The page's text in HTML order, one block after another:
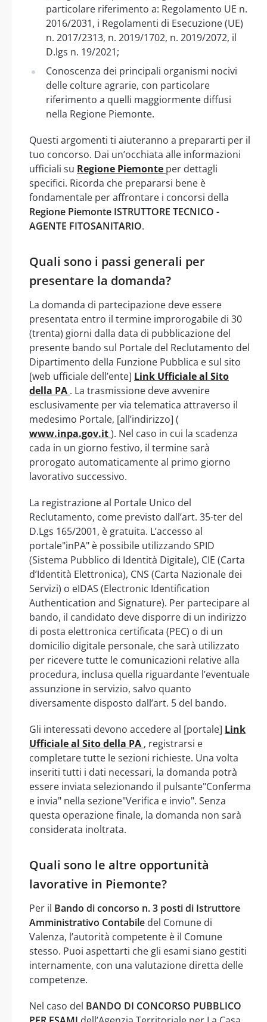
particolare riferimento a: Regolamento UE n.
2016/2031, i Regolamenti di Esecuzione (UE)
n. 2017/2313, n. 2019/1702, n. 2019/2072, il
D.lgs n. 19/2021;
Conoscenza dei principali organismi nocivi
delle colture agrarie, con particolare
riferimento a quelli maggiormente diffusi
nella Regione Piemonte.
Questi argomenti ti aiuteranno a prepararti per il
tuo concorso. Dai un’occhiata alle informazioni
ufficiali su Regione Piemonte per dettagli
specifici. Ricorda che prepararsi bene è
fondamentale per affrontare i concorsi della
Regione Piemonte ISTRUTTORE TECNICO -
AGENTE FITOSANITARIO.
Quali sono i passi generali per
presentare la domanda?
La domanda di partecipazione deve essere
presentata entro il termine improrogabile di 30
(trenta) giorni dalla data di pubblicazione del
presente bando sul Portale del Reclutamento del
Dipartimento della Funzione Pubblica e sul sito
[web ufficiale dell’ente] Link Ufficiale al Sito
della PA . La trasmissione deve avvenire
esclusivamente per via telematica attraverso il
medesimo Portale, [all’indirizzo] (
www.inpa.gov.it). Nel caso in cui la scadenza
cada in un giorno festivo, il termine sarà
prorogato automaticamente al primo giorno
lavorativo successivo.
La registrazione al Portale Unico del
Reclutamento, come previsto dall’art. 35-ter del
D.Lgs 165/2001, è gratuita. L’accesso al
portale"inPA" è possibile utilizzando SPID
(Sistema Pubblico di Identità Digitale), CIE (Carta
d’Identità Elettronica), CNS (Carta Nazionale dei
Servizi) o eIDAS (Electronic Identification
Authentication and Signature). Per partecipare al
bando, il candidato deve disporre di un indirizzo
di posta elettronica certificata (PEC) o di un
domicilio digitale personale, che sarà utilizzato
per ricevere tutte le comunicazioni relative alla
procedura, inclusa quella riguardante l’eventuale
assunzione in servizio, salvo quanto
diversamente disposto dall’art. 5 del bando.
Gli interessati devono accedere al [portale] Link
Ufficiale al Sito della PA , registrarsi e
completare tutte le sezioni richieste. Una volta
inseriti tutti i dati necessari, la domanda potrà
essere inviata selezionando il pulsante"Conferma
e invia" nella sezione"Verifica e invio". Senza
questa operazione finale, la domanda non sarà
considerata inoltrata.
Quali sono le altre opportunità
lavorative in Piemonte?
Per il Bando di concorso n. 3 posti di Istruttore
Amministrativo Contabile del Comune di
Valenza, l’autorità competente è il Comune
stesso. Puoi aspettarti che gli esami siano gestiti
internamente, con una valutazione diretta delle
competenze.
Nel caso del BANDO DI CONCORSO PUBBLICO